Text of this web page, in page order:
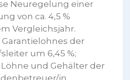
Neuregelung einer
von ca. 4,5 %
Vergleichsjahr.
der
um 6,45 %;
und Gehälter der
in,